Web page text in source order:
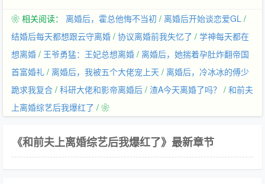
就刷到水果台的预告：盛明寒接了。 粉丝傻了：？？？ 哥，你没
糊涂吧？？ 综艺开拍没几天，就被拍到周岁手上干干净净、而影帝
还带着婚戒的路透。 粉丝们： 节目还没播，水果台就放出了预告
地帮他削苹果； 周岁在厨房手忙脚乱，影帝让他出去玩，然后戴上
小熊围裙给大家做三荤二素一汤。 还被拍到盛明寒短信页面给周岁
的备注：亲亲、老婆。 唯粉们脚趾抓地、强撑着没投敌，盼星星盼
月亮终于等到了节目结束。 然而完结直播时，节目组无意中拍到盛
明寒喝醉酒，缠着周岁非要老婆抱抱，还委屈巴巴地控诉：只有我
这么爱你，你一点都不想我。 信息量过荷，全网爆炸。 综艺还未
❀ 相关阅读： 离婚后，霍总他悔不当初 / 离婚后开始谈恋爱GL /
结婚后每天都想跟云守离婚 / 协议离婚前我失忆了 / 学神每天都在
想离婚 / 王爷勇猛：王妃总想离婚 / 离婚后，她揣着孕肚炸翻帝国
首富婚礼 / 离婚后，我被五个大佬宠上天 / 离婚后，冷冰冰的傅少
跪求我复合 / 科研大佬和影帝离婚后 / 渣A今天离婚了吗？ / 和前夫
上离婚综艺后我爆红了 / ❀
《和前夫上离婚综艺后我爆红了》最新章节